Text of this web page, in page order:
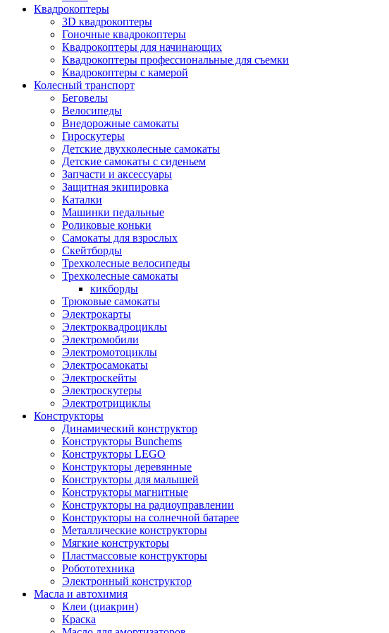
Квадрокоптеры
3D квадрокоптеры
Гоночные квадрокоптеры
Квадрокоптеры для начинающих
Квадрокоптеры профессиональные для съемки
Квадрокоптеры с камерой
Колесный транспорт
Беговелы
Велосипеды
Внедорожные самокаты
Гироскутеры
Детские двухколесные самокаты
Детские самокаты с сиденьем
Запчасти и аксессуары
Защитная экипировка
Каталки
Машинки педальные
Роликовые коньки
Самокаты для взрослых
Скейтборды
Трехколесные велосипеды
Трехколесные самокаты
кикборды
Трюковые самокаты
Электрокарты
Электроквадроциклы
Электромобили
Электромотоциклы
Электросамокаты
Электроскейты
Электроскутеры
Электротрициклы
Конструкторы
Динамический конструктор
Конструкторы Bunchems
Конструкторы LEGO
Конструкторы деревянные
Конструкторы для малышей
Конструкторы магнитные
Конструкторы на радиоуправлении
Конструкторы на солнечной батарее
Металлические конструкторы
Мягкие конструкторы
Пластмассовые конструкторы
Робототехника
Электронный конструктор
Масла и автохимия
Клеи (циакрин)
Краска